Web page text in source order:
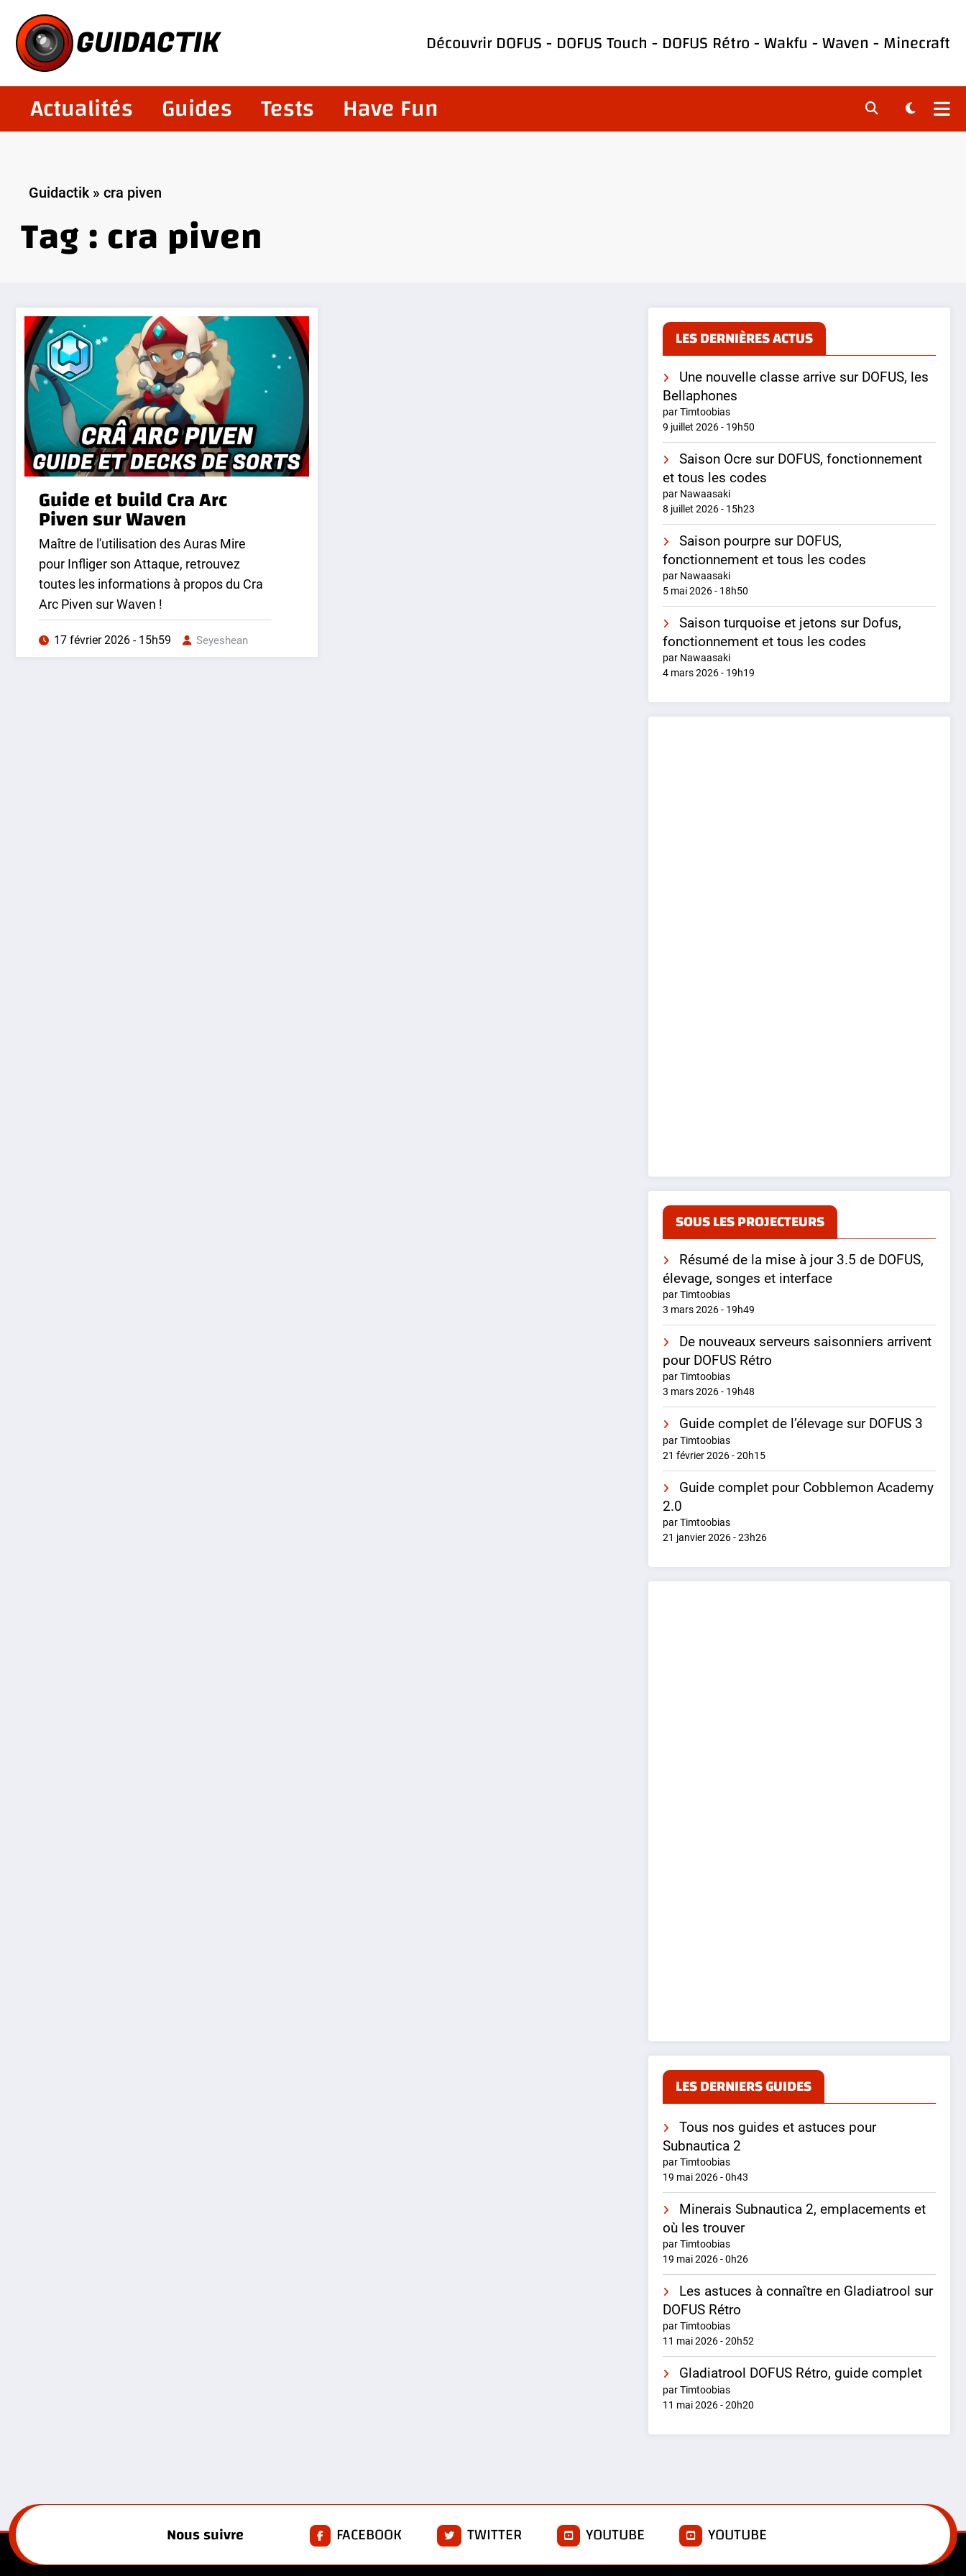
contenu
GUIDACTIK DécouvrirDOFUS-DOFUS Touch-DOFUS Rétro-Wakfu-Waven-Minecraft
Actualités Guides Tests Have Fun
Guidactik» cra piven
Tag : cra piven
Guide et build Cra Arc
Piven sur Waven
Maître de l'utilisation des Auras Mire
pour Infliger son Attaque, retrouvez
toutes les informations à propos du Cra
Arc Piven sur Waven !
17 février 2026 - 15h59 Seyeshean
LES DERNIÈRES ACTUS
Une nouvelle classe arrive sur DOFUS, les
Bellaphones
par Timtoobias
9 juillet 2026 - 19h50
Saison Ocre sur DOFUS, fonctionnement
et tous les codes
par Nawaasaki
8 juillet 2026 - 15h23
Saison pourpre sur DOFUS,
fonctionnement et tous les codes
par Nawaasaki
5 mai 2026 - 18h50
Saison turquoise et jetons sur Dofus,
fonctionnement et tous les codes
par Nawaasaki
4 mars 2026 - 19h19
SOUS LES PROJECTEURS
Résumé de la mise à jour 3.5 de DOFUS,
élevage, songes et interface
par Timtoobias
3 mars 2026 - 19h49
De nouveaux serveurs saisonniers arrivent
pour DOFUS Rétro
par Timtoobias
3 mars 2026 - 19h48
Guide complet de l’élevage sur DOFUS 3
par Timtoobias
21 février 2026 - 20h15
Guide complet pour Cobblemon Academy
2.0
par Timtoobias
21 janvier 2026 - 23h26
LES DERNIERS GUIDES
Tous nos guides et astuces pour
Subnautica 2
par Timtoobias
19 mai 2026 - 0h43
Minerais Subnautica 2, emplacements et
où les trouver
par Timtoobias
19 mai 2026 - 0h26
Les astuces à connaître en Gladiatrool sur
DOFUS Rétro
par Timtoobias
11 mai 2026 - 20h52
Gladiatrool DOFUS Rétro, guide complet
par Timtoobias
11 mai 2026 - 20h20
Nous suivre FACEBOOK TWITTER YOUTUBE YOUTUBE